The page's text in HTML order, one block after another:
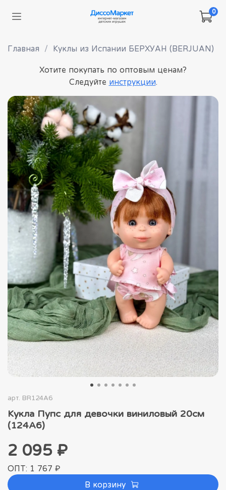
0
Главная Куклы из Испании БЕРХУАН (BERJUAN)
Хотите покупать по оптовым ценам?
Следуйте инструкции.
арт. BR124A6
Кукла Пупс для девочки виниловый 20см
(124A6)
2 095 ₽
ОПТ: 1 767 ₽
В корзину